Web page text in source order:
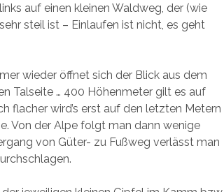
auf einen kleinen Waldweg, der (wie
steil ist – Einlaufen ist nicht, es geht
wieder öffnet sich der Blick aus dem
Talseite … 400 Höhenmeter gilt es auf
flacher wird’s erst auf den letzten Metern
Von der Alpe folgt man dann wenige
von Güter- zu Fußweg verlässt man